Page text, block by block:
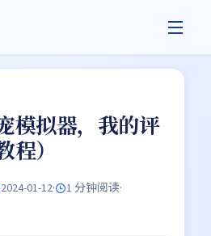
模拟器，我的评
程）
2024-01-12· 1 分钟阅读·